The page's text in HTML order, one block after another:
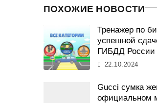
ПОХОЖИЕ НОВОСТИ
Тренажер по
успешной
ГИБДД России
22.10.2024
Gucci сумка
официальном